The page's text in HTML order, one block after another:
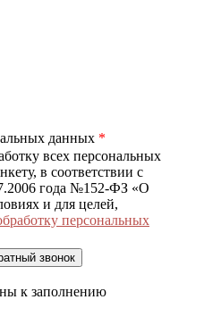
данных *
всех персональных
в соответствии с
года №152-ФЗ «О
и для целей,
персональных
к заполнению